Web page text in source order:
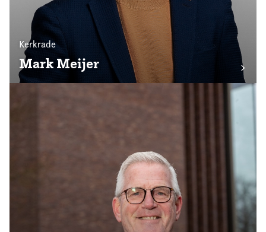
Kerkrade
Mark Meijer